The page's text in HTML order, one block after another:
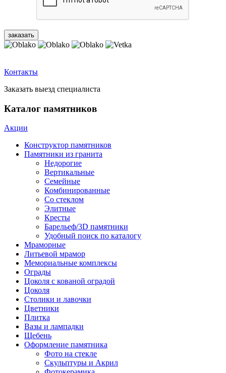
Контакты
Заказать выезд специалиста
Каталог памятников
Акции
Конструктор памятников
Памятники из гранита
Недорогие
Вертикальные
Семейные
Комбинированные
Со стеклом
Элитные
Кресты
Барельеф/3D памятники
Удобный поиск по каталогу
Мраморные
Литьевой мрамор
Мемориальные комплексы
Ограды
Цоколя с кованой оградой
Цоколя
Столики и лавочки
Цветники
Плитка
Вазы и лампадки
Щебень
Оформление памятника
Фото на стекле
Скульптуры и Акрил